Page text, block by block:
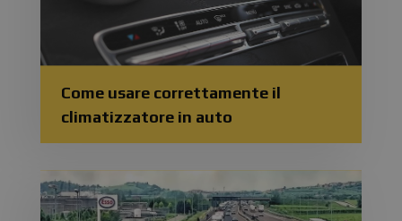
Come usare correttamente il
climatizzatore in auto